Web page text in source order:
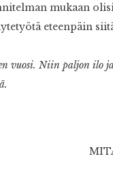
mukaan
eteenpäin
vuosi. Niin paljon ilo